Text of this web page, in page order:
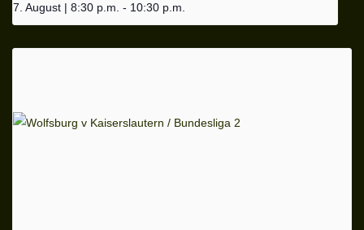
7. August | 8:30 p.m. - 10:30 p.m.